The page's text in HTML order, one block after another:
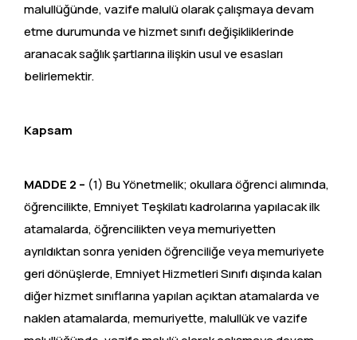
malullüğünde, vazife malulü olarak çalışmaya devam
etme durumunda ve hizmet sınıfı değişikliklerinde
aranacak sağlık şartlarına ilişkin usul ve esasları
belirlemektir.
Kapsam
MADDE 2 – (1) Bu Yönetmelik; okullara öğrenci alımında,
öğrencilikte, Emniyet Teşkilatı kadrolarına yapılacak ilk
atamalarda, öğrencilikten veya memuriyetten
ayrıldıktan sonra yeniden öğrenciliğe veya memuriyete
geri dönüşlerde, Emniyet Hizmetleri Sınıfı dışında kalan
diğer hizmet sınıflarına yapılan açıktan atamalarda ve
naklen atamalarda, memuriyette, malullük ve vazife